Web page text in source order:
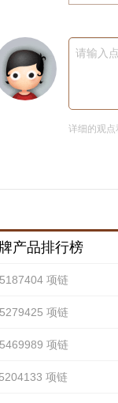
请输入
详细的观
产品排行榜
项链
项链
项链
项链